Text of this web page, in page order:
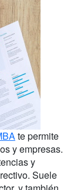
te permite
y empresas.
y
Suele